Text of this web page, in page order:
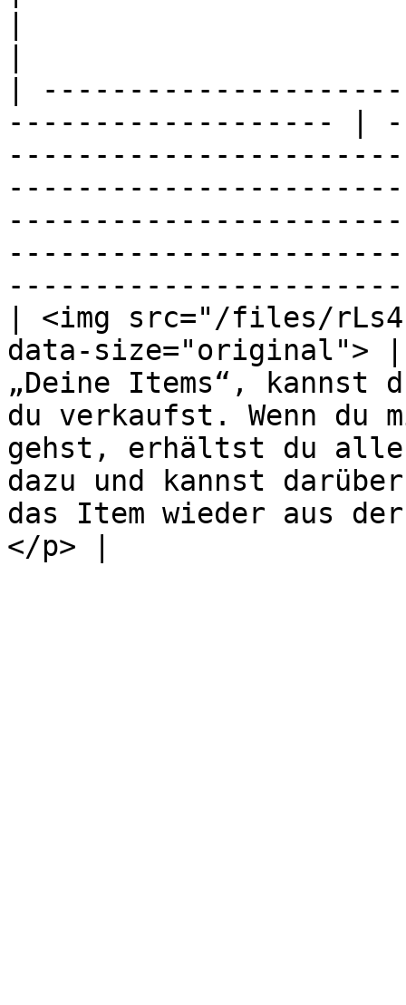
|
------------------- |
| <img src="/files/
data-size="original"> |
„Deine Items“, kannst
du verkaufst. Wenn du
gehst, erhältst du alle
dazu und kannst
das Item wieder aus der